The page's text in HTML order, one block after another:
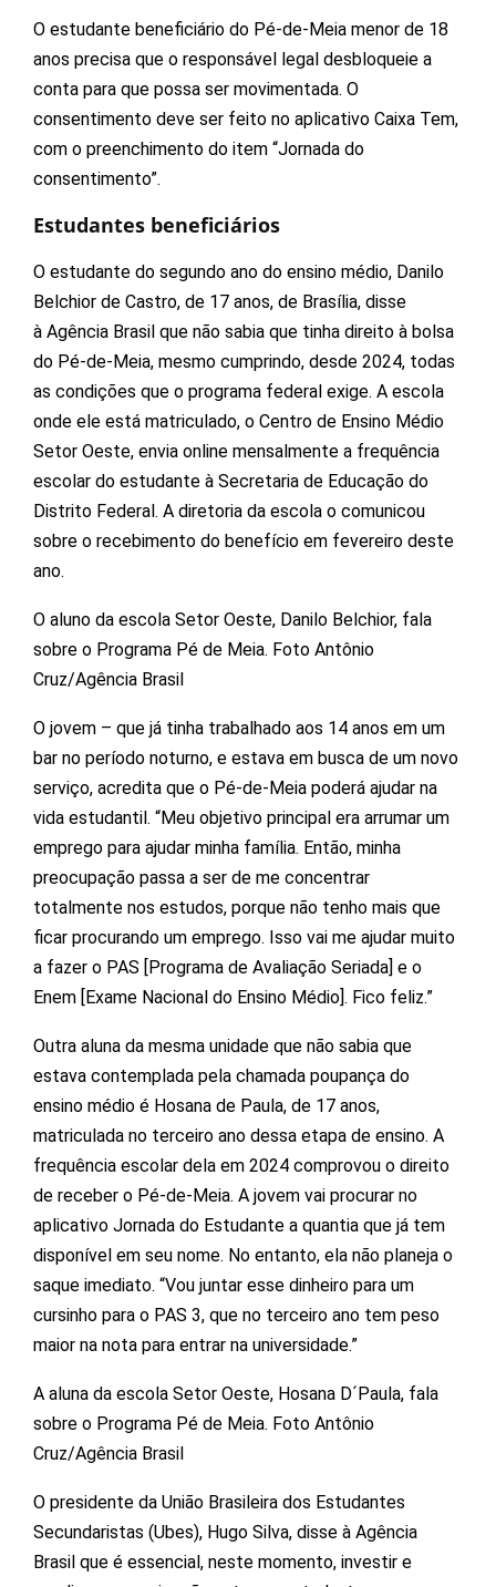
O estudante beneficiário do Pé-de-Meia menor de 18
anos precisa que o responsável legal desbloqueie a
conta para que possa ser movimentada. O
consentimento deve ser feito no aplicativo Caixa Tem,
com o preenchimento do item “Jornada do
consentimento”.
Estudantes beneficiários
O estudante do segundo ano do ensino médio, Danilo
Belchior de Castro, de 17 anos, de Brasília, disse
à Agência Brasil que não sabia que tinha direito à bolsa
do Pé-de-Meia, mesmo cumprindo, desde 2024, todas
as condições que o programa federal exige. A escola
onde ele está matriculado, o Centro de Ensino Médio
Setor Oeste, envia online mensalmente a frequência
escolar do estudante à Secretaria de Educação do
Distrito Federal. A diretoria da escola o comunicou
sobre o recebimento do benefício em fevereiro deste
ano.
O aluno da escola Setor Oeste, Danilo Belchior, fala
sobre o Programa Pé de Meia. Foto Antônio
Cruz/Agência Brasil
O jovem – que já tinha trabalhado aos 14 anos em um
bar no período noturno, e estava em busca de um novo
serviço, acredita que o Pé-de-Meia poderá ajudar na
vida estudantil. “Meu objetivo principal era arrumar um
emprego para ajudar minha família. Então, minha
preocupação passa a ser de me concentrar
totalmente nos estudos, porque não tenho mais que
ficar procurando um emprego. Isso vai me ajudar muito
a fazer o PAS [Programa de Avaliação Seriada] e o
Enem [Exame Nacional do Ensino Médio]. Fico feliz.”
Outra aluna da mesma unidade que não sabia que
estava contemplada pela chamada poupança do
ensino médio é Hosana de Paula, de 17 anos,
matriculada no terceiro ano dessa etapa de ensino. A
frequência escolar dela em 2024 comprovou o direito
de receber o Pé-de-Meia. A jovem vai procurar no
aplicativo Jornada do Estudante a quantia que já tem
disponível em seu nome. No entanto, ela não planeja o
saque imediato. “Vou juntar esse dinheiro para um
cursinho para o PAS 3, que no terceiro ano tem peso
maior na nota para entrar na universidade.”
A aluna da escola Setor Oeste, Hosana D´Paula, fala
sobre o Programa Pé de Meia. Foto Antônio
Cruz/Agência Brasil
O presidente da União Brasileira dos Estudantes
Secundaristas (Ubes), Hugo Silva, disse à Agência
Brasil que é essencial, neste momento, investir e